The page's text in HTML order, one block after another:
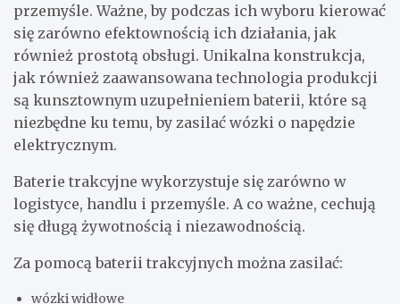
przemyśle. Ważne, by podczas ich wyboru kierować
się zarówno efektownością ich działania, jak
również prostotą obsługi. Unikalna konstrukcja,
jak również zaawansowana technologia produkcji
są kunsztownym uzupełnieniem baterii, które są
niezbędne ku temu, by zasilać wózki o napędzie
elektrycznym.
Baterie trakcyjne wykorzystuje się zarówno w
logistyce, handlu i przemyśle. A co ważne, cechują
się długą żywotnością i niezawodnością.
Za pomocą baterii trakcyjnych można zasilać:
wózki widłowe